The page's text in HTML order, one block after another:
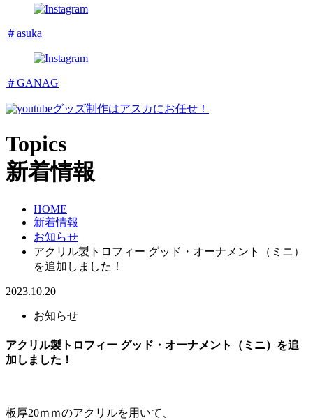
＃asuka
＃GANAG
グッズ制作はアスカにお任せ！
Topics
新着情報
HOME
新着情報
お知らせ
アクリル製トロフィー グッド・オーナメント（ミニ）
を追加しました！
2023.10.20
お知らせ
アクリル製トロフィー グッド・オーナメント（ミニ）を追
加しました！
板厚20ｍｍのアクリルを用いて、